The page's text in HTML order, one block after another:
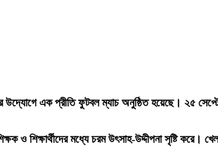
এক প্রীতি ফুটবল ম্যাচ অনুষ্ঠিত হয়েছে। ২৫
ও শিক্ষার্থীদের মধ্যে চরম উৎসাহ-উদ্দীপনা সৃষ্টি করে।